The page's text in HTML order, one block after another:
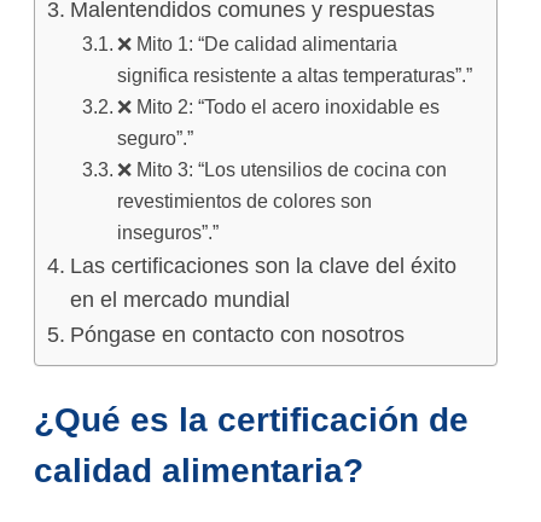
Malentendidos comunes y respuestas
❌ Mito 1: “De calidad alimentaria
significa resistente a altas temperaturas”.”
❌ Mito 2: “Todo el acero inoxidable es
seguro”.”
❌ Mito 3: “Los utensilios de cocina con
revestimientos de colores son
inseguros”.”
Las certificaciones son la clave del éxito
en el mercado mundial
Póngase en contacto con nosotros
¿Qué es la certificación de
calidad alimentaria?